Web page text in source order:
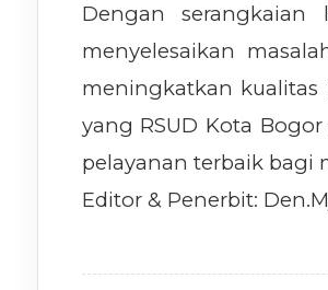
Dengan
menyelesaikan
meningkatkan kualitas
yang RSUD Kota
pelayanan terbaik bagi
Editor & Penerbit: